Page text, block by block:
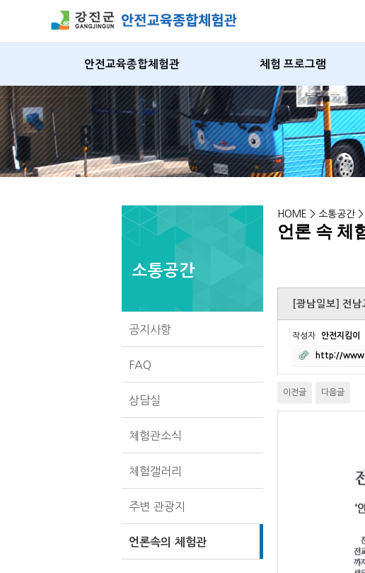
안전교육종합체험관 체험 프로그램
소통공간
공지사항
FAQ
상담실
체험관소식
체험갤러리
주변 관광지
언론속의 체험관
HOME > 소통공간 >
언론 속 체
[광남일보] 전
작성자 안전지킴이
http://
이전글 다음글